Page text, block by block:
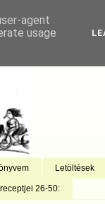
Letöltések
26-50:
agent
usage